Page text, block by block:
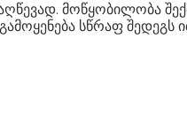
მოწყობილობა
სწრაფ შედეგს